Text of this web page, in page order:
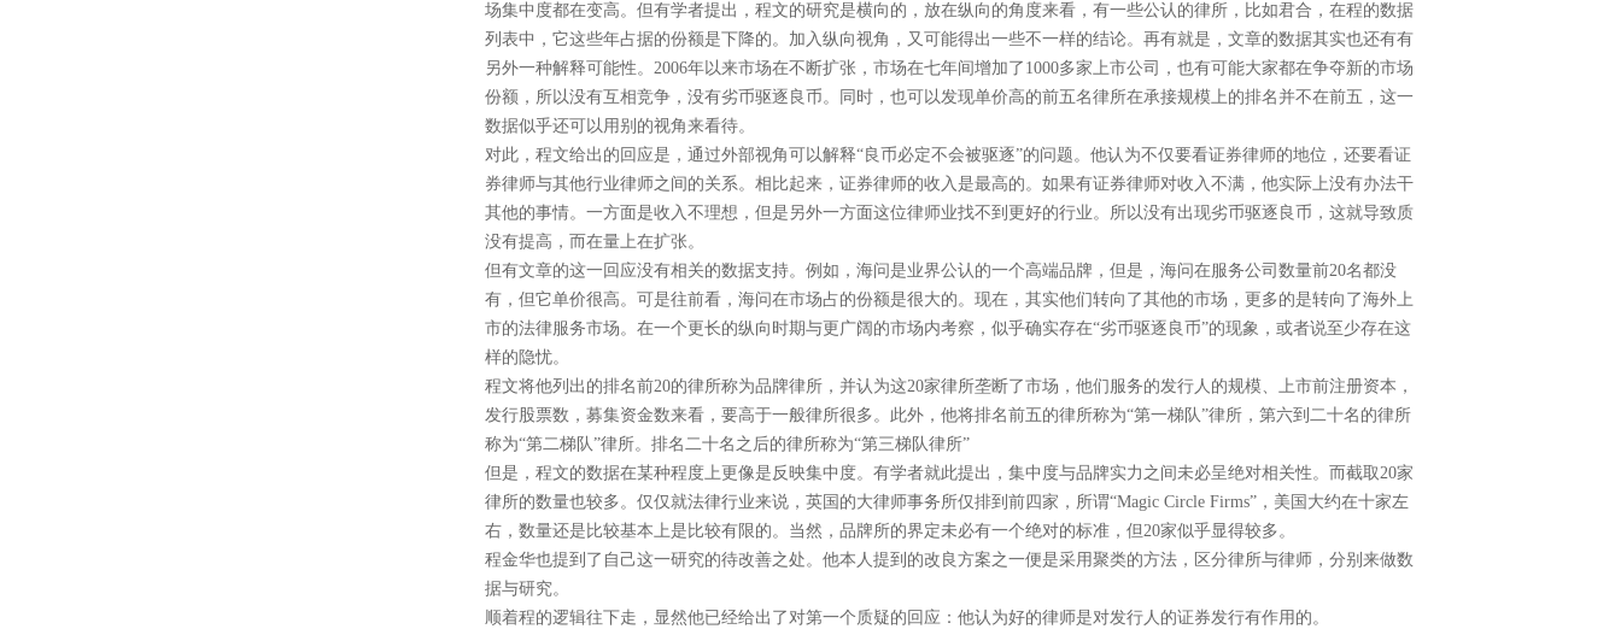
场集中度都在变高。但有学者提出，程文的研究是横向的，放在纵向的角度来看，有一些公认的律所，比如君合，在程的数据
列表中，它这些年占据的份额是下降的。加入纵向视角，又可能得出一些不一样的结论。再有就是，文章的数据其实也还有有
另外一种解释可能性。 2006年以来市场在不断扩张，市场在七年间增加了 1000多家上市公司，也有可能大家都在争夺新的市场
份额，所以没有互相竞争，没有劣币驱逐良币。同时，也可以发现单价高的前五名律所在承接规模上的排名并不在前五，这一
数据似乎还可以用别的视角来看待。
对此，程文给出的回应是，通过外部视角可以解释“良币必定不会被驱逐”的问题。他认为不仅要看证券律师的地位，还要看证
券律师与其他行业律师之间的关系。相比起来，证券律师的收入是最高的。如果有证券律师对收入不满，他实际上没有办法干
其他的事情。一方面是收入不理想，但是另外一方面这位律师业找不到更好的行业。所以没有出现劣币驱逐良币，这就导致质
没有提高，而在量上在扩张。
但有文章的这一回应没有相关的数据支持。例如，海问是业界公认的一个高端品牌，但是，海问在服务公司数量前20名都没
有，但它单价很高。可是往前看，海问在市场占的份额是很大的。现在，其实他们转向了其他的市场，更多的是转向了海外上
市的法律服务市场。在一个更长的纵向时期与更广阔的市场内考察，似乎确实存在“劣币驱逐良币”的现象，或者说至少存在这
样的隐忧。
程文将他列出的排名前20的律所称为品牌律所，并认为这20家律所垄断了市场，他们服务的发行人的规模、上市前注册资本，
发行股票数，募集资金数来看，要高于一般律所很多。此外，他将排名前五的律所称为“第一梯队”律所，第六到二十名的律所
称为“第二梯队”律所。排名二十名之后的律所称为“第三梯队律所”
但是，程文的数据在某种程度上更像是反映集中度。有学者就此提出，集中度与品牌实力之间未必呈绝对相关性。而截取20家
律所的数量也较多。仅仅就法律行业来说，英国的大律师事务所仅排到前四家，所谓“Magic Circle Firms”，美国大约在十家左
右，数量还是比较基本上是比较有限的。当然，品牌所的界定未必有一个绝对的标准，但20家似乎显得较多。
程金华也提到了自己这一研究的待改善之处。他本人提到的改良方案之一便是采用聚类的方法，区分律所与律师，分别来做数
据与研究。
顺着程的逻辑往下走，显然他已经给出了对第一个质疑的回应：他认为好的律师是对发行人的证券发行有作用的。